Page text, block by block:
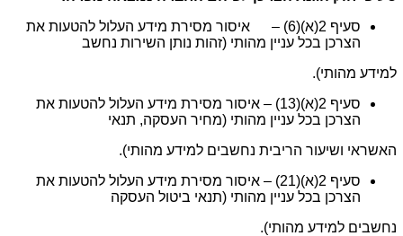
סעיף 2(א)(6) – איסור מסירת מידע העלול להטעות את
הצרכן בכל עניין מהותי (זהות נותן השירות נחשב
למידע מהותי).
סעיף 2(א)(13) – איסור מסירת מידע העלול להטעות את
הצרכן בכל עניין מהותי (מחיר העסקה, תנאי
האשראי ושיעור הריבית נחשבים למידע מהותי).
סעיף 2(א)(21) – איסור מסירת מידע העלול להטעות את
הצרכן בכל עניין מהותי (תנאי ביטול העסקה
נחשבים למידע מהותי).